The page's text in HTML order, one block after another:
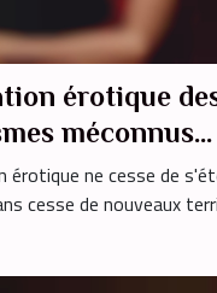
érotique
méconnus
et pratiques
érotique ne cesse de
cesse de nouveaux